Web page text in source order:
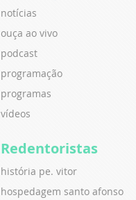
notícias
ouça ao vivo
podcast
programação
programas
vídeos
Redentoristas
história pe. vitor
hospedagem santo afonso